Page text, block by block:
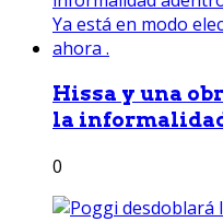
Hissa y una
la
0